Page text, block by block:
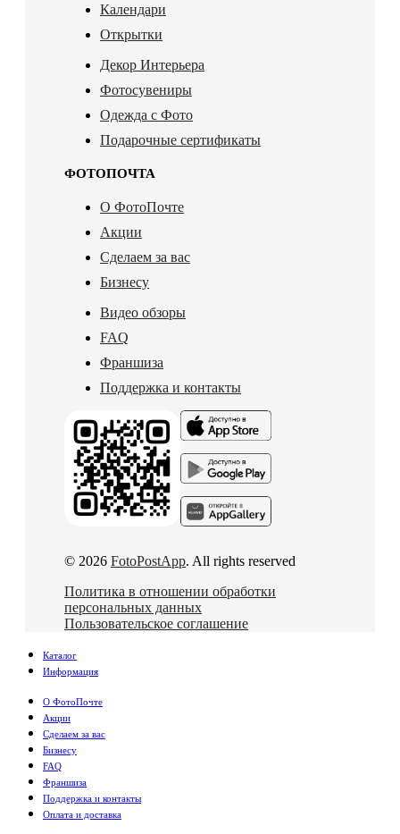
Календари
Открытки
Декор Интерьера
Фотосувениры
Одежда с Фото
Подарочные сертификаты
ФОТОПОЧТА
О ФотоПочте
Акции
Сделаем за вас
Бизнесу
Видео обзоры
FAQ
Франшиза
Поддержка и контакты
© 2026 FotoPostApp. All rights reserved
Политика в отношении обработки
персональных данных
Пользовательское соглашение
Каталог
Информация
О ФотоПочте
Акции
Сделаем за вас
Бизнесу
FAQ
Франшиза
Поддержка и контакты
Оплата и доставка